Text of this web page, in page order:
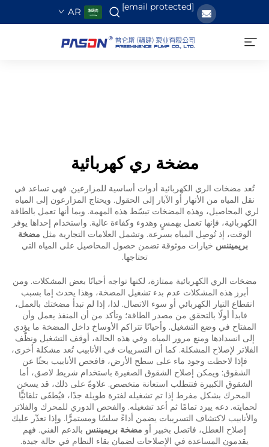
[email protected]
AR
مضخة ري كهربائية
تُعد مضخات الري الكهربائية أدوات أساسية للمزارعين. فهي تساعد في
نقل المياه من الأنهار أو الآبار إلى الحقول. ويحتاج المزارعون إلى المياه
لري المحاصيل، وهذه المضخات تبسّط هذه المهمة. وبما أنها تعمل بالطاقة
الكهربائية، فإنها تعمل بهمسٍ وهدوء وكفاءة عالية. واستخدام إحداها يوفر
الوقت، إذ تُوصِل المياه بسرعة. وتشمل العلامات التجارية مثل مضخة
بريميننس خيارات موثوقة تضمن حصول المحاصيل على المياه التي
تحتاجها.
مضخات الري الكهربائية ممتازة، لكنها تواجه أحيانًا بعض المشكلات. ومن
أبرز هذه المشكلات عدم بدء تشغيل المضخة، وهذا يحدث إما بسبب
انقطاع التيار الكهربائي أو سوء الاتصال. لذا، إذا لم تبدأ مضختك بالعمل،
فابدأ أولًا بالتحقق من مصدر الطاقة؛ وتأكد من أن المنفذ يعمل وأن
المفتاح في وضع التشغيل. وأحيانًا تتراكم الأوساخ داخل المضخة ما يؤدي
إلى انسدادها ومنع مرور المياه. وفي هذه الحالة، أوقف التشغيل ونظّف
الفلاتر لإصلاح المشكلة. كما أن التسريبات في الأنابيب تُعد مشكلة أخرى،
فإذا لاحظت وجود ماء على سطح الأرض، فافحص الأنابيب بحثًا عن
الشقوق: ويمكن إصلاح الشقوق الصغيرة باستخدام شريط لاصق، أما
الشقوق الكبيرة فتتطلب استعانة متخصص. علاوةً على ذلك، قد يسخن
المحرك بشكل مفرط إذا تم تشغيله لفترة طويلة جدًا، فيُطفَى تلقائيًّا
لحمايته. دعه يبرد تمامًا ثم أعد تشغيله. والفحص الدوري للمحرك والفلاتر
والأنابيب لاكتشاف التسريبات يضمن أداءً سلسًا ومستمرًّا. وإذا تعذّر عليك
إصلاح العطل، فاتصل بخبير أو مضخة بريميننس بالدعم الفني. فهم
يقدمون المساعدة في الإصلاحات لضمان بقاء النظام في حالة جيدة.